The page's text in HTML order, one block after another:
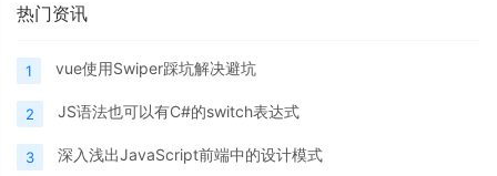
热门资讯
1 vue使用Swiper踩坑解决避坑
2 JS语法也可以有C#的switch表达式
3 深入浅出JavaScript前端中的设计模式